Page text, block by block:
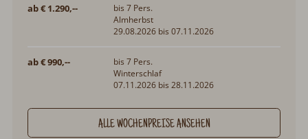
ab € 1.290,--
bis 7 Pers.
Almherbst
29.08.2026 bis 07.11.2026
ab € 990,--
bis 7 Pers.
Winterschlaf
07.11.2026 bis 28.11.2026
ALLE WOCHENPREISE ANSEHEN